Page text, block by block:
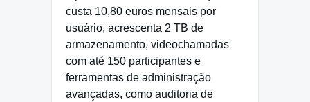
custa 10,80 euros mensais por
usuário, acrescenta 2 TB de
armazenamento, videochamadas
com até 150 participantes e
ferramentas de administração
avançadas, como auditoria de